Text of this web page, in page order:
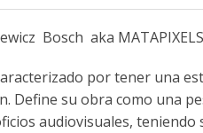
Bosch aka MATAPIXELS
por tener una
Define su obra como una
audiovisuales,